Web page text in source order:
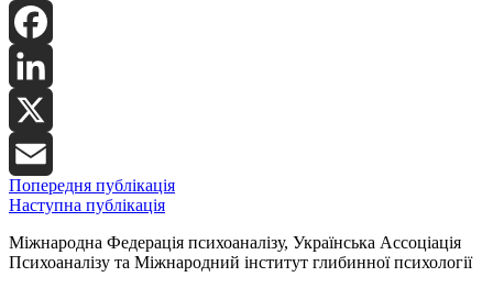
Facebook
LinkedIn
X
Email
Попередня публікація
Наступна публікація
Міжнародна Федерація психоаналізу, Українська Ассоціація
Психоаналізу та Міжнародний інститут глибинної психології